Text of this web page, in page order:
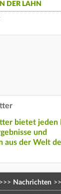
DER LAHN
bietet jeden
und
aus der Welt
>>> Nachrichten